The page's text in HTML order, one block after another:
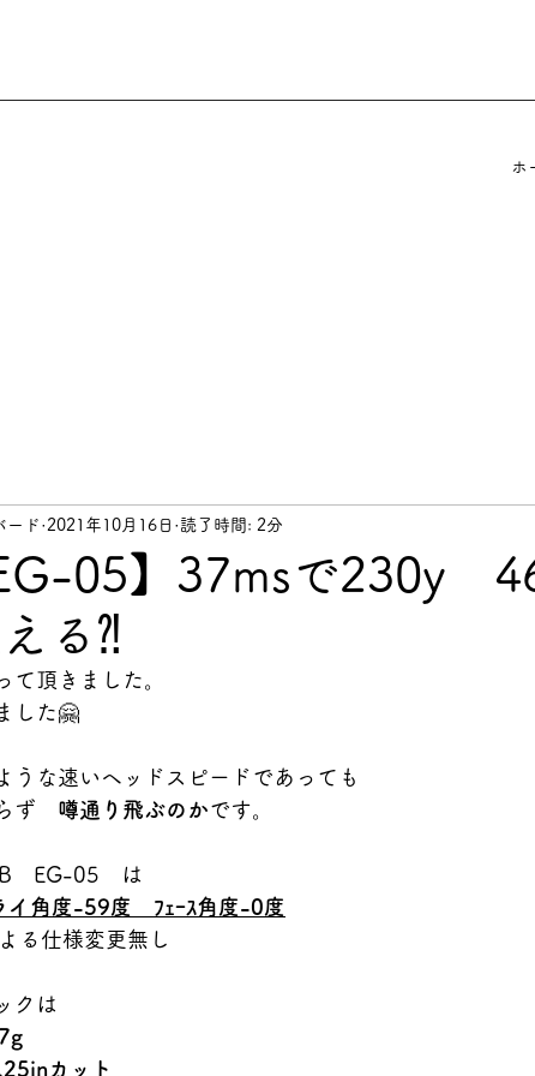
ホ
05】37msで230y
る⁈
ード 2021年10月16日 読了時間: 2分
て頂きました。
した🤗
うな速いヘッドスピードであっても
ず 噂通り飛ぶのかです。
　EG-05　は
イ角度-59度　ﾌｪｰｽ角度-0度
る仕様変更無し
クは
カット